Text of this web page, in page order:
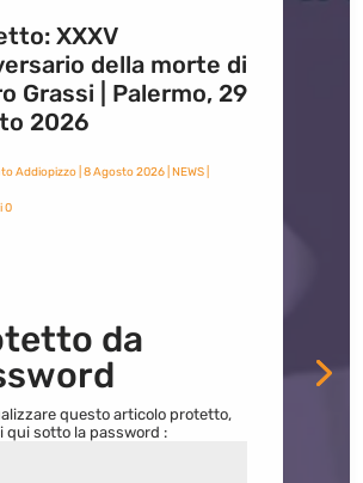
XXXV
della morte di
Grassi | Palermo, 29
2026
Addiopizzo| 8 Agosto 2026| NEWS|
0
da
questo articolo protetto,
qui sotto la password :